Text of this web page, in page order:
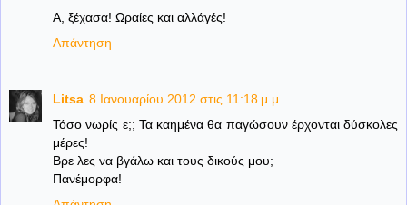
Α, ξέχασα! Ωραίες και αλλάγές!
Απάντηση
Litsa 8 Ιανουαρίου 2012 στις 11:18 μ.μ.
Τόσο νωρίς ε;; Τα καημένα θα παγώσουν έρχονται δύσκολες
μέρες!
Βρε λες να βγάλω και τους δικούς μου;
Πανέμορφα!